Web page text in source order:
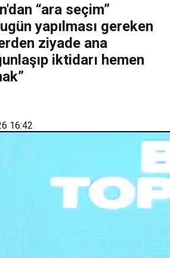
“ara seçim”
yapılması gereken
ziyade ana
iktidarı hemen
16:42